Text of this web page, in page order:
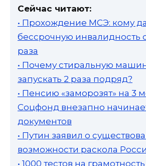
Сейчас читают:
• Прохождение МСЭ: кому
бессрочную инвалидность
раза
• Почему стиральную
запускать 2 раза подряд?
• Пенсию «заморозят» на 3
Соцфонд внезапно
документов
• Путин заявил о
возможности раскола
• 1000 тестов на